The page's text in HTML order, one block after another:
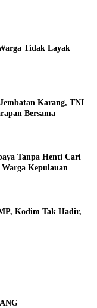
Tidak Layak
Karang, TNI
Bersama
Tanpa Henti Cari
Kepulauan
Kodim Tak Hadir,